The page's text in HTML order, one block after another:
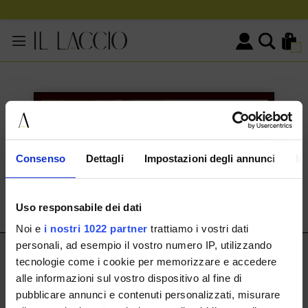
Consenso Dettagli Impostazioni degli annunci
Uso responsabile dei dati
Noi e i nostri 1022 partner trattiamo i vostri dati
personali, ad esempio il vostro numero IP, utilizzando
tecnologie come i cookie per memorizzare e accedere
alle informazioni sul vostro dispositivo al fine di
pubblicare annunci e contenuti personalizzati, misurare
0
KONTAKTINFORMATIONEN
Via Cassala 20 25126 Brescia
+393291008001
IL LACCIO
IL LACCIO